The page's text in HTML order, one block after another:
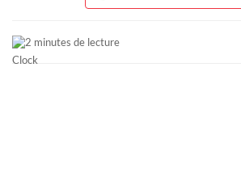
2 minutes de lecture